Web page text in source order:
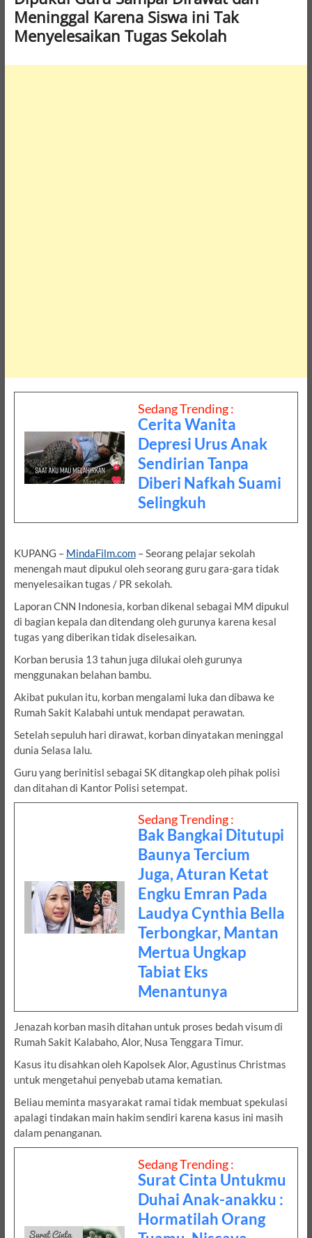
Meninggal Karena Siswa ini Tak
Menyelesaikan Tugas Sekolah
Sedang Trending :
Cerita Wanita
Depresi Urus Anak
Sendirian Tanpa
Diberi Nafkah Suami
Selingkuh
KUPANG – MindaFilm.com– Seorang pelajar sekolah
menengah maut dipukul oleh seorang guru gara-gara tidak
menyelesaikan tugas / PR sekolah.
Laporan CNN Indonesia, korban dikenal sebagai MM dipukul
di bagian kepala dan ditendang oleh gurunya karena kesal
tugas yang diberikan tidak diselesaikan.
Korban berusia 13 tahun juga dilukai oleh gurunya
menggunakan belahan bambu.
Akibat pukulan itu, korban mengalami luka dan dibawa ke
Rumah Sakit Kalabahi untuk mendapat perawatan.
Setelah sepuluh hari dirawat, korban dinyatakan meninggal
dunia Selasa lalu.
Guru yang berinitisl sebagai SK ditangkap oleh pihak polisi
dan ditahan di Kantor Polisi setempat.
Sedang Trending :
Bak Bangkai Ditutupi
Baunya Tercium
Juga, Aturan Ketat
Engku Emran Pada
Laudya Cynthia Bella
Terbongkar, Mantan
Mertua Ungkap
Tabiat Eks
Menantunya
Jenazah korban masih ditahan untuk proses bedah visum di
Rumah Sakit Kalabaho, Alor, Nusa Tenggara Timur.
Kasus itu disahkan oleh Kapolsek Alor, Agustinus Christmas
untuk mengetahui penyebab utama kematian.
Beliau meminta masyarakat ramai tidak membuat spekulasi
apalagi tindakan main hakim sendiri karena kasus ini masih
dalam penanganan.
Sedang Trending :
Surat Cinta Untukmu
Duhai Anak-anakku :
Hormatilah Orang